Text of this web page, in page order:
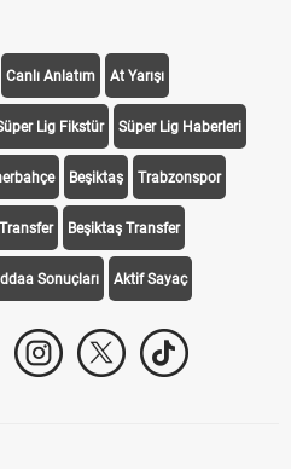
Canlı Anlatım At Yarışı
Lig Fikstür Süper Lig Haberleri
Beşiktaş Trabzonspor
Beşiktaş Transfer
Sonuçları Aktif Sayaç